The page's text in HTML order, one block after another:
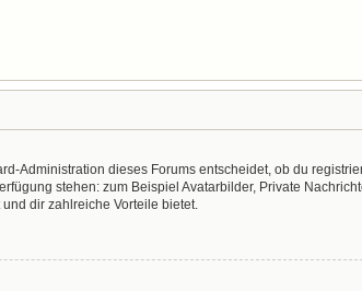
Administration dieses Forums entscheidet, ob du
stehen: zum Beispiel Avatarbilder, Private
dir zahlreiche Vorteile bietet.